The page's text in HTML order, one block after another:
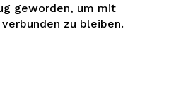
geworden, um mit
zu bleiben.